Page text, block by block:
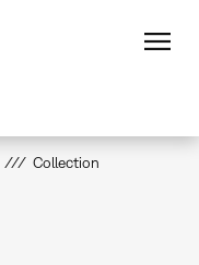
Collection